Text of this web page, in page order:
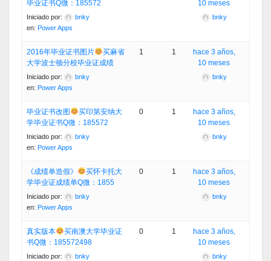
毕业证书Q微：185572
Iniciado por:
bnky
en: Power Apps
10 meses
bnky
2016年毕业证书图片
买麻省
大学波士顿分校毕业证成绩
Iniciado por:
bnky
en: Power Apps
1 1
hace 3 años,
10 meses
bnky
毕业证书改图
买印第安纳大
学毕业证书Q微：185572
Iniciado por:
bnky
en: Power Apps
0 1
hace 3 años,
10 meses
bnky
《成绩单造假》
买怀卡托大
学毕业证成绩单Q微：1855
Iniciado por:
bnky
en: Power Apps
0 1
hace 3 años,
10 meses
bnky
真实版本
买南澳大学毕业证
书Q微：185572498
Iniciado por:
bnky
0 1
hace 3 años,
10 meses
bnky